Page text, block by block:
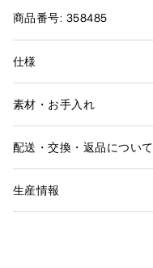
商品番号: 358485
仕様
素材・お手入れ
配送・交換・返品について
生産情報